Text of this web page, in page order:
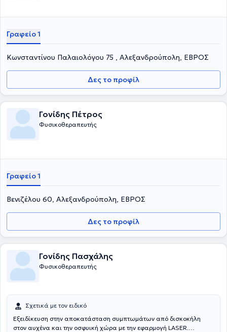
Γραφείο 1
Κωνσταντίνου Παλαιολόγου 75 , Αλεξανδρούπολη, ΕΒΡΟΣ
Δες το προφίλ
Γονίδης Πέτρος
Φυσικοθεραπευτής
Γραφείο 1
Βενιζέλου 60, Αλεξανδρούπολη, ΕΒΡΟΣ
Δες το προφίλ
Γονίδης Πασχάλης
Φυσικοθεραπευτής
Σχετικά με τον ειδικό
Εξειδίκευση στην αποκατάσταση συμπτωμάτων από δισκοκήλη
στον αυχένα και την οσφυική χώρα με την εφαρμογή LASER.